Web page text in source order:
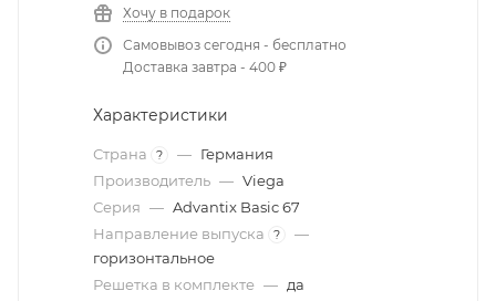
Хочу в подарок
Самовывоз сегодня - бесплатно
Доставка завтра - 400 ₽
Характеристики
Страна ? — Германия
Производитель — Viega
Серия — Advantix Basic 67
Направление выпуска
?
—
горизонтальное
Решетка в комплекте — да